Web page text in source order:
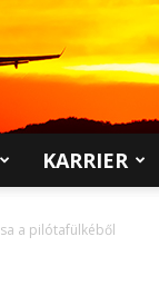
KARRIER
a pilótafülkéből